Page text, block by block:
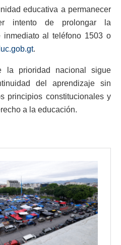
educativa a permanecer
intento de prolongar la
inmediato al teléfono 1503 o
.
la prioridad nacional sigue
del aprendizaje sin
principios constitucionales y
a la educación.